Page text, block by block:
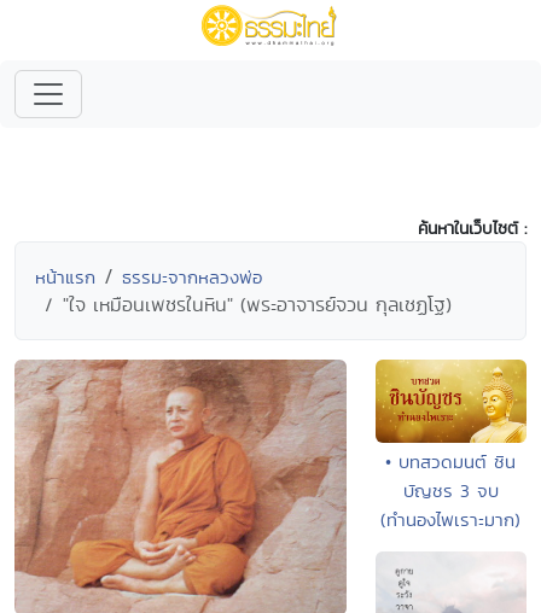
ค้นหาในเว็บไซต์ :
หน้าแรก ธรรมะจากหลวงพ่อ
"ใจ เหมือนเพชรในหิน" (พระอาจารย์จวน กุลเชฏโฐ)
• บทสวดมนต์ ชิน
บัญชร 3 จบ
(ทำนองไพเราะมาก)